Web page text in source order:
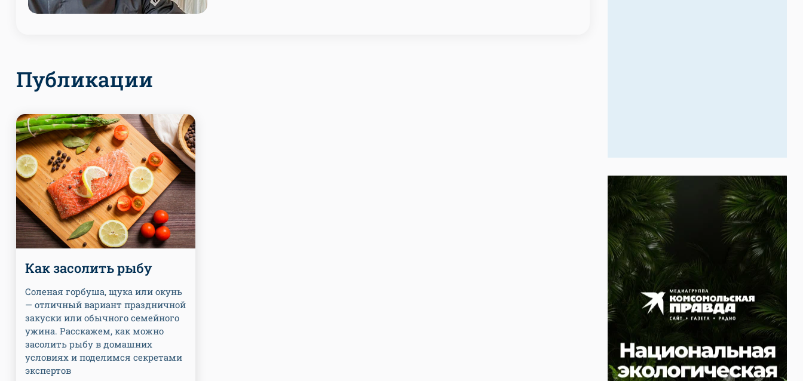
Публикации
Как засолить рыбу
Соленая горбуша, щука или окунь
— отличный вариант праздничной
закуски или обычного семейного
ужина. Расскажем, как можно
засолить рыбу в домашних
условиях и поделимся секретами
экспертов